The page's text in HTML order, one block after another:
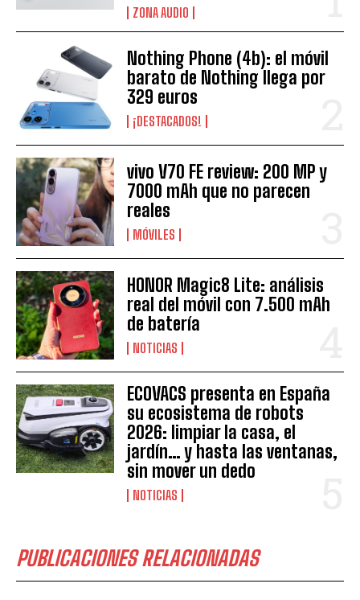
ZONA AUDIO
Nothing Phone (4b): el móvil
barato de Nothing llega por
329 euros
¡DESTACADOS!
vivo V70 FE review: 200 MP y
7000 mAh que no parecen
reales
MÓVILES
HONOR Magic8 Lite: análisis
real del móvil con 7.500 mAh
de batería
NOTICIAS
ECOVACS presenta en España
su ecosistema de robots
2026: limpiar la casa, el
jardín… y hasta las ventanas,
sin mover un dedo
NOTICIAS
PUBLICACIONES RELACIONADAS